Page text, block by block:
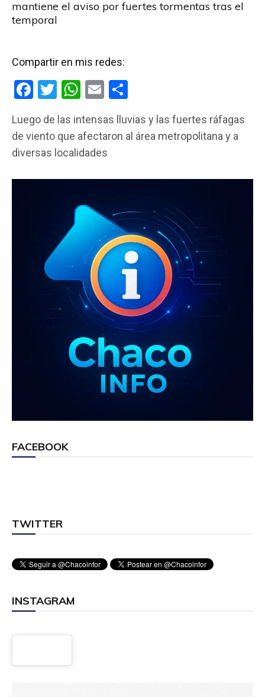
mantiene el aviso por fuertes tormentas tras el
temporal
Compartir en mis redes:
F
ce
b
o
T
tt
er
W
at
s
p
p
E
ail m
p
tir
Luego de las intensas lluvias y las fuertes ráfagas
de viento que afectaron al área metropolitana y a
diversas localidades
FACEBOOK
TWITTER
INSTAGRAM